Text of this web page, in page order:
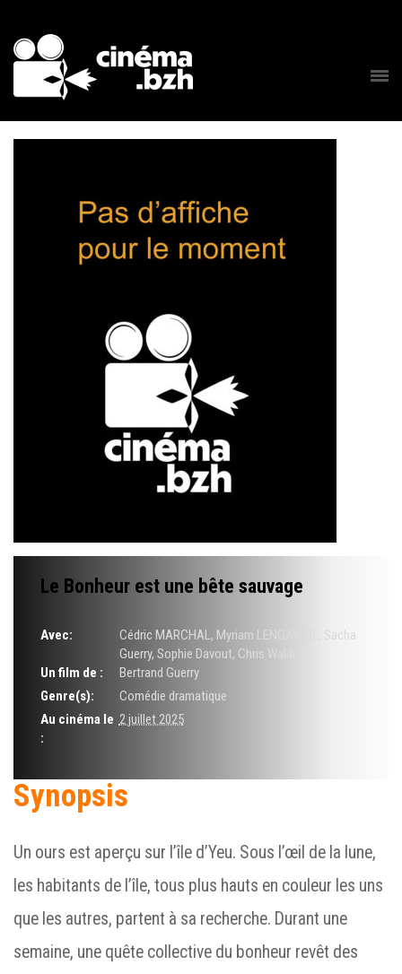
Le Bonheur est une bête sauvage
Avec:
Cédric MARCHAL, Myriam LENGAIGNE, Sacha
Guerry, Sophie Davout, Chris Walder
Un film de :
Bertrand Guerry
Genre(s):
Comédie dramatique
Au cinéma le
:
2 juillet 2025
Synopsis
Un ours est aperçu sur l’île d’Yeu. Sous l’œil de la lune,
les habitants de l’île, tous plus hauts en couleur les uns
que les autres, partent à sa recherche. Durant une
semaine, une quête collective du bonheur revêt des